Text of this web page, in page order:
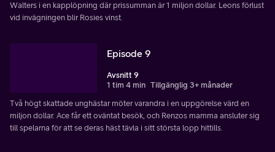
Walters i en kapplöpning där prissumman är 1 miljon dollar. Leons förlust
vid invägningen blir Rosies vinst.
Episode 9
Avsnitt 9
1 tim 4 min Tillgänglig 3+ månader
Två högt skattade unghästar möter varandra i en uppgörelse värd en
miljon dollar. Ace får ett oväntat besök, och Renzos mamma ansluter sig
till spelarna för att se deras häst tävla i sitt största lopp hittills.